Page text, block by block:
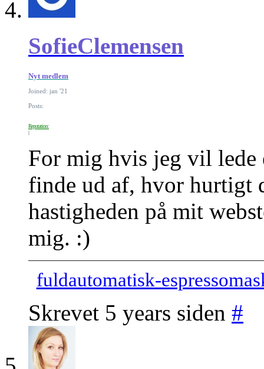
SofieClemensen
Nyt medlem
Joined: jan '21
Posts:
Reputation:
For mig hvis jeg vil lede
finde ud af, hvor hurtigt
hastigheden på mit
mig. :)
fuldautomatisk-
Skrevet 5 years siden #